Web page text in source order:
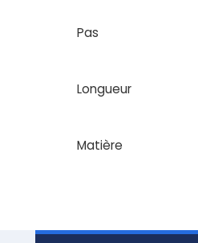
Pas
Longueur
Matière